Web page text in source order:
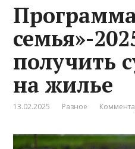
семья»-
получить
на жилье
13.02.2025 Разное